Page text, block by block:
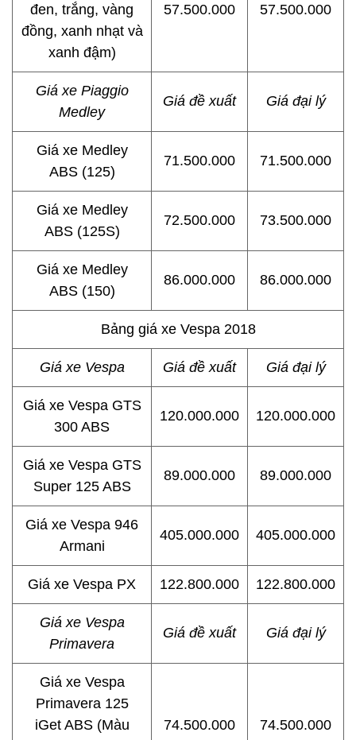
đen, trắng, vàng
đồng, xanh nhạt và
xanh đậm)
57.500.000 57.500.000
Giá xe Piaggio
Medley
Giá đề xuất Giá đại lý
Giá xe Medley
ABS (125)
71.500.000 71.500.000
Giá xe Medley
ABS (125S)
72.500.000 73.500.000
Giá xe Medley
ABS (150)
86.000.000 86.000.000
Bảng giá xe Vespa 2018
Giá xe Vespa Giá đề xuất Giá đại lý
Giá xe Vespa GTS
300 ABS
120.000.000 120.000.000
Giá xe Vespa GTS
Super 125 ABS
89.000.000 89.000.000
Giá xe Vespa 946
Armani
405.000.000 405.000.000
Giá xe Vespa PX 122.800.000 122.800.000
Giá xe Vespa
Primavera
Giá đề xuất Giá đại lý
Giá xe Vespa
Primavera 125
iGet ABS (Màu
74.500.000 74.500.000